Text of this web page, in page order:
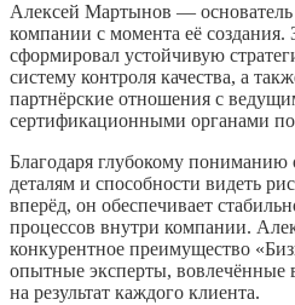
Алексей Мартынов — основатель
компании с момента её создания.
сформировал устойчивую
систему контроля качества, а
партнёрские отношения с
сертификационными органами по
Благодаря глубокому
деталям и способности видеть
вперёд, он обеспечивает
процессов внутри компании.
конкурентное преимущество
опытные эксперты, вовлечённые
на результат каждого клиента.